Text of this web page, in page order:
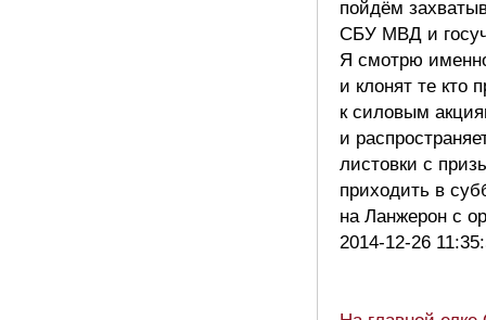
пойдём
СБУ МВД и
Я смотрю
и клонят те кто
к силовым
и
листовки с
приходить в
на Ланжерон с
2014-12-26